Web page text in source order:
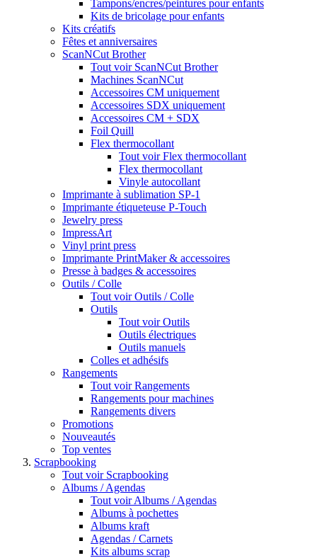
Tampons/encres/peintures pour enfants
Kits de bricolage pour enfants
Kits créatifs
Fêtes et anniversaires
ScanNCut Brother
Tout voir ScanNCut Brother
Machines ScanNCut
Accessoires CM uniquement
Accessoires SDX uniquement
Accessoires CM + SDX
Foil Quill
Flex thermocollant
Tout voir Flex thermocollant
Flex thermocollant
Vinyle autocollant
Imprimante à sublimation SP-1
Imprimante étiqueteuse P-Touch
Jewelry press
ImpressArt
Vinyl print press
Imprimante PrintMaker & accessoires
Presse à badges & accessoires
Outils / Colle
Tout voir Outils / Colle
Outils
Tout voir Outils
Outils électriques
Outils manuels
Colles et adhésifs
Rangements
Tout voir Rangements
Rangements pour machines
Rangements divers
Promotions
Nouveautés
Top ventes
Scrapbooking
Tout voir Scrapbooking
Albums / Agendas
Tout voir Albums / Agendas
Albums à pochettes
Albums kraft
Agendas / Carnets
Kits albums scrap